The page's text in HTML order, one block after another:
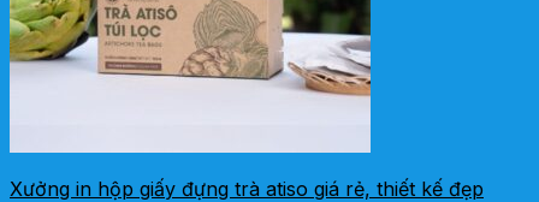
Xưởng in hộp giấy đựng trà atiso giá rẻ, thiết kế đẹp